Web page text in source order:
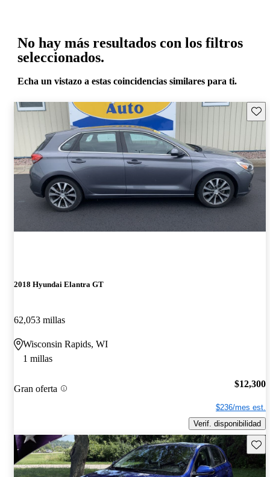
No hay más resultados con los filtros
seleccionados.
Echa un vistazo a estas coincidencias similares para ti.
2018 Hyundai Elantra GT
62,053 millas
Wisconsin Rapids, WI
1 millas
Gran oferta $12,300
$236/mes est.
Verif. disponibilidad